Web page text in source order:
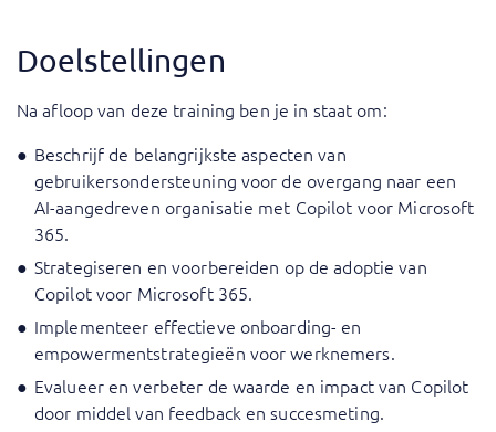
Doelstellingen
Na afloop van deze training ben je in staat om:
Beschrijf de belangrijkste aspecten van
gebruikersondersteuning voor de overgang naar een
AI-aangedreven organisatie met Copilot voor Microsoft
365.
Strategiseren en voorbereiden op de adoptie van
Copilot voor Microsoft 365.
Implementeer effectieve onboarding- en
empowermentstrategieën voor werknemers.
Evalueer en verbeter de waarde en impact van Copilot
door middel van feedback en succesmeting.